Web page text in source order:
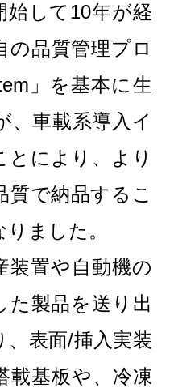
始して10年が経
の品質管理プロ
」を基本に生
、車載系導入イ
により、より
質で納品するこ
ました。
装置や自動機の
た製品を送り出
表面/挿入実装
載基板や、冷凍